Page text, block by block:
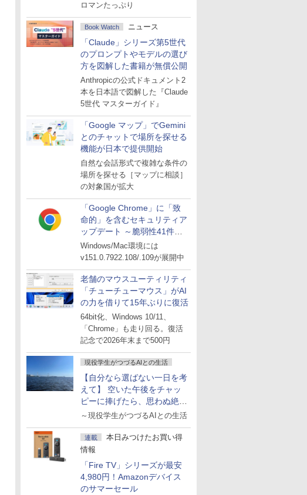
ロマンたっぷり
Book Watch ニュース
「Claude」シリーズ第5世代
のプロンプトやモデルの選び
方を図解した書籍が無償公開
Anthropicの公式ドキュメント2
本を日本語で図解した『Claude
5世代 マスターガイド』
「Google マップ」でGemini
とのチャットで場所を探せる
機能が日本で提供開始
自然な会話形式で複雑な条件の
場所を探せる［マップに相談］
の対象国が拡大
「Google Chrome」に「致
命的」を含むセキュリティア
ップデート ～脆弱性41件に
対処
Windows/Mac環境には
v151.0.7922.108/.109が展開中
老舗のマウスユーティリティ
「チューチューマウス」がAI
の力を借りて15年ぶりに復活
64bit化、Windows 10/11、
「Chrome」も走り回る。復活
記念で2026年末まで500円
現役学生がつづるAIとの生活
【自分なら選ばない一日を考
えて】 空いた午後をチャッ
ピーに捧げたら、思わぬ絶景
に出会った話
～現役学生がつづるAIとの生活
連載
本日みつけたお買い得
情報
「Fire TV」シリーズが最安
4,980円！Amazonデバイス
のサマーセール